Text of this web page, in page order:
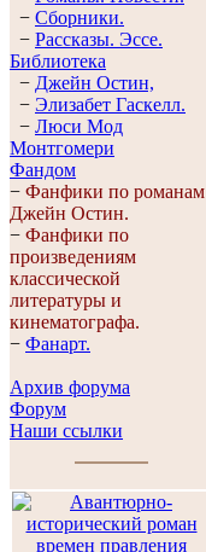
− Сборники.
− Рассказы. Эссe.
Библиотека
− Джейн Остин,
− Элизабет Гaскелл.
− Люси Мод
Монтгомери
Фандом
− Фанфики по романам
Джейн Остин.
− Фанфики по
произведениям
классической
литературы и
кинематографа.
− Фанарт.
Архив форума
Форум
Наши ссылки